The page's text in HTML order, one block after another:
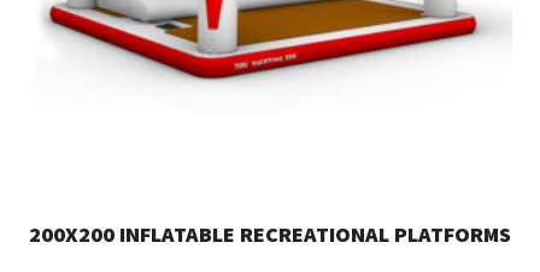
200X200 INFLATABLE RECREATIONAL PLATFORMS